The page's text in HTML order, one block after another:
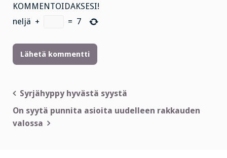
KOMMENTOIDAKSESI!
neljä + = 7
Artikkelien
selaus
Syrjähyppy hyvästä syystä
On syytä punnita asioita uudelleen rakkauden
valossa